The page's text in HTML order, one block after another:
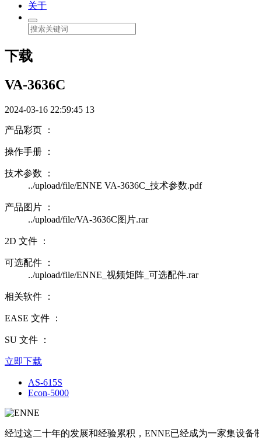
关于
下载
VA-3636C
2024-03-16 22:59:45 13
产品彩页 ：
操作手册 ：
技术参数 ：
../upload/file/ENNE VA-3636C_技术参数.pdf
产品图片 ：
../upload/file/VA-3636C图片.rar
2D 文件 ：
可选配件 ：
../upload/file/ENNE_视频矩阵_可选配件.rar
相关软件 ：
EASE 文件 ：
SU 文件 ：
立即下载
AS-615S
Econ‐5000
经过这二十年的发展和经验累积，ENNE已经成为一家集设